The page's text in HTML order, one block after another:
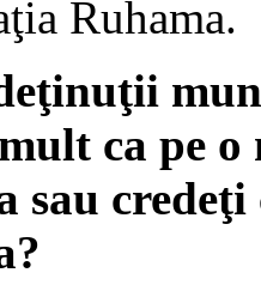
Ruhama.
ca pe
sau